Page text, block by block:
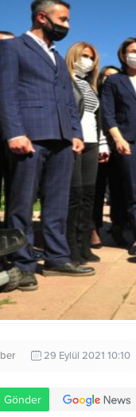
29 Eylül 2021 10:10
Gönder